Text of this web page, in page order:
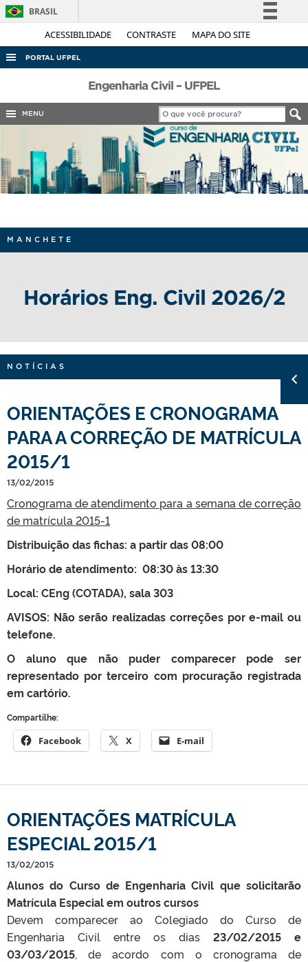
ACESSIBILIDADE CONTRASTE MAPA DO SITE
BRASIL
Simplifique!
Legislação
Canais
PORTAL UFPEL
ACESSO À INFORMAÇÃO
AUDITORIA
CONCURSOS
EDITAIS
Engenharia Civil – UFPEL
MENU
MANCHETE
Horários Eng. Civil 2026/2
NOTÍCIAS
ORIENTAÇÕES E CRONOGRAMA
PARA A CORREÇÃO DE MATRÍCULA
2015/1
13/02/2015
Cronograma de atendimento para a semana de correção
de matrícula 2015-1
Distribuição das fichas: a partir das 08:00
Horário de atendimento: 08:30 às 13:30
Local: CEng (COTADA), sala 303
AVISOS: Não serão realizadas correções por e-mail ou
telefone.
O aluno que não puder comparecer pode ser
representado por terceiro com procuração registrada
em cartório.
Compartilhe:
Facebook X E-mail
ORIENTAÇÕES MATRÍCULA
ESPECIAL 2015/1
13/02/2015
Alunos do Curso de Engenharia Civil que solicitarão
Matrícula Especial em outros cursos
Devem comparecer ao Colegiado do Curso de
Engenharia Civil entre os dias 23/02/2015 e
03/03/2015, de acordo com o cronograma de